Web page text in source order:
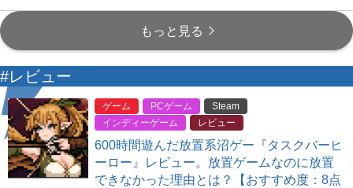
もっと見る
#レビュー
ゲーム PCゲーム
Steam
インディーゲーム
レビュー
600時間遊んだ放置系沼ゲー『タスクバーヒ
ーロー』レビュー。放置ゲームなのに放置
できなかった理由とは？【おすすめ度：8点